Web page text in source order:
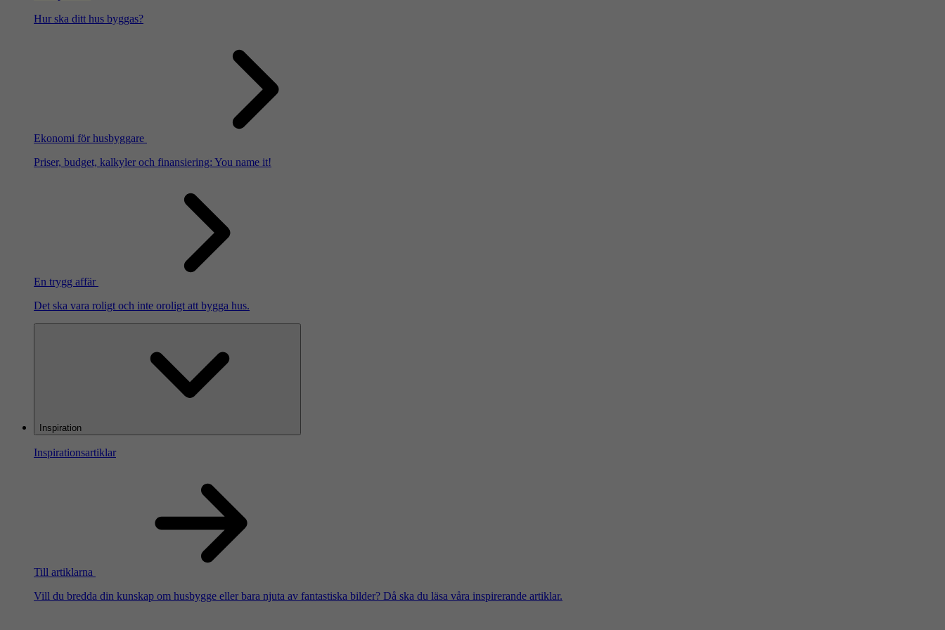
Hur ska ditt hus byggas?
Ekonomi för husbyggare
Priser, budget, kalkyler och finansiering: You name it!
En trygg affär
Det ska vara roligt och inte oroligt att bygga hus.
Inspiration
Inspirationsartiklar
Till artiklarna
Vill du bredda din kunskap om husbygge eller bara njuta av fantastiska bilder? Då ska du läsa våra inspirerande artiklar.